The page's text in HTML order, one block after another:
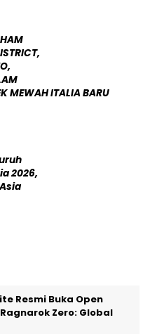
MEWAH ITALIA BARU
2026,
Resmi Buka Open
Zero: Global